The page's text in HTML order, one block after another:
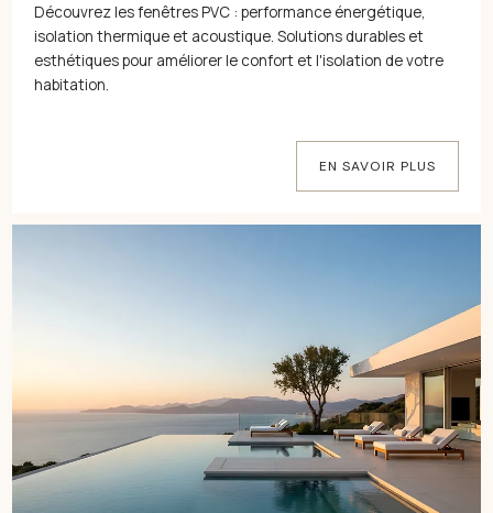
Découvrez les fenêtres PVC : performance énergétique,
isolation thermique et acoustique. Solutions durables et
esthétiques pour améliorer le confort et l'isolation de votre
habitation.
EN SAVOIR PLUS